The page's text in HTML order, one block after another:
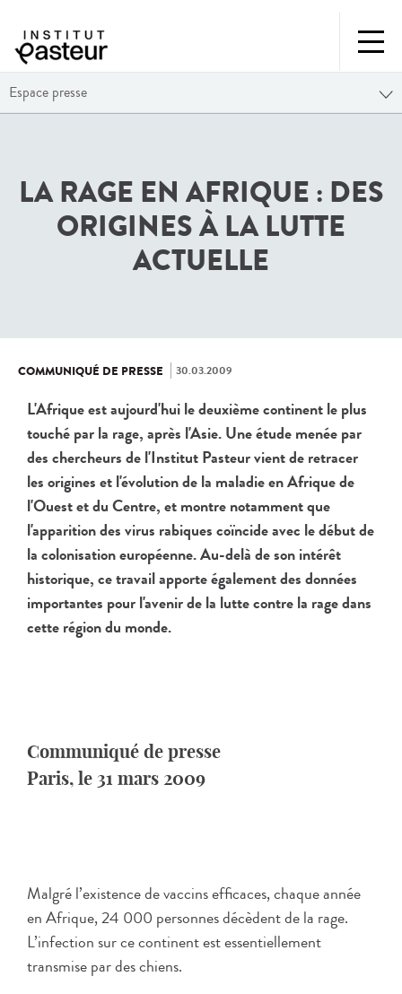
Espace presse
LA RAGE EN AFRIQUE : DES
ORIGINES À LA LUTTE
ACTUELLE
COMMUNIQUÉ DE PRESSE 30.03.2009
L'Afrique est aujourd'hui le deuxième continent le plus
touché par la rage, après l'Asie. Une étude menée par
des chercheurs de l'Institut Pasteur vient de retracer
les origines et l'évolution de la maladie en Afrique de
l'Ouest et du Centre, et montre notamment que
l'apparition des virus rabiques coïncide avec le début de
la colonisation européenne. Au-delà de son intérêt
historique, ce travail apporte également des données
importantes pour l'avenir de la lutte contre la rage dans
cette région du monde.
Communiqué de presse
Paris, le 31 mars 2009
Malgré l’existence de vaccins efficaces, chaque année
en Afrique, 24 000 personnes décèdent de la rage.
L’infection sur ce continent est essentiellement
transmise par des chiens.